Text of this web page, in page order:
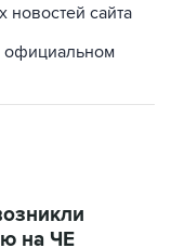
новостей сайта
официальном
на ЧЕ